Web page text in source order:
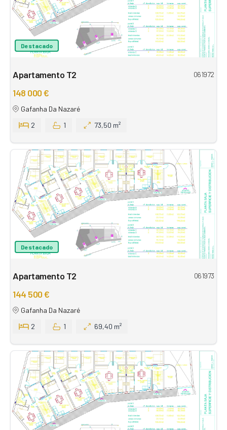
Destacado
Apartamento T2 061972
148 000 €
Gafanha Da Nazaré
2
1 73,50 m²
Destacado
Apartamento T2 061973
144 500 €
Gafanha Da Nazaré
2
1 69,40 m²